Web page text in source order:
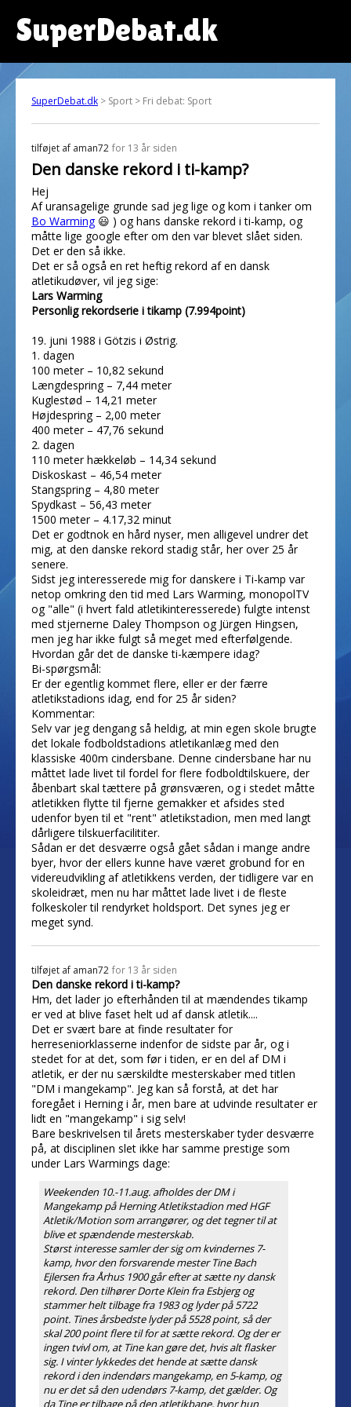
SuperDebat.dk
SuperDebat.dk > Sport > Fri debat: Sport
tilføjet af aman72 for 13 år siden
Den danske rekord i ti-kamp?
Hej
Af uransagelige grunde sad jeg lige og kom i tanker om
Bo Warming😃 ) og hans danske rekord i ti-kamp, og
måtte lige google efter om den var blevet slået siden.
Det er den så ikke.
Det er så også en ret heftig rekord af en dansk
atletikudøver, vil jeg sige:
Lars Warming
Personlig rekordserie i tikamp (7.994point)
19. juni 1988 i Götzis i Østrig.
1. dagen
100 meter – 10,82 sekund
Længdespring – 7,44 meter
Kuglestød – 14,21 meter
Højdespring – 2,00 meter
400 meter – 47,76 sekund
2. dagen
110 meter hækkeløb – 14,34 sekund
Diskoskast – 46,54 meter
Stangspring – 4,80 meter
Spydkast – 56,43 meter
1500 meter – 4.17,32 minut
Det er godtnok en hård nyser, men alligevel undrer det
mig, at den danske rekord stadig står, her over 25 år
senere.
Sidst jeg interesserede mig for danskere i Ti-kamp var
netop omkring den tid med Lars Warming, monopolTV
og "alle" (i hvert fald atletikinteresserede) fulgte intenst
med stjernerne Daley Thompson og Jürgen Hingsen,
men jeg har ikke fulgt så meget med efterfølgende.
Hvordan går det de danske ti-kæmpere idag?
Bi-spørgsmål:
Er der egentlig kommet flere, eller er der færre
atletikstadions idag, end for 25 år siden?
Kommentar:
Selv var jeg dengang så heldig, at min egen skole brugte
det lokale fodboldstadions atletikanlæg med den
klassiske 400m cindersbane. Denne cindersbane har nu
måttet lade livet til fordel for flere fodboldtilskuere, der
åbenbart skal tættere på grønsværen, og i stedet måtte
atletikken flytte til fjerne gemakker et afsides sted
udenfor byen til et "rent" atletikstadion, men med langt
dårligere tilskuerfacilititer.
Sådan er det desværre også gået sådan i mange andre
byer, hvor der ellers kunne have været grobund for en
videreudvikling af atletikkens verden, der tidligere var en
skoleidræt, men nu har måttet lade livet i de fleste
folkeskoler til rendyrket holdsport. Det synes jeg er
meget synd.
tilføjet af aman72 for 13 år siden
Den danske rekord i ti-kamp?
Hm, det lader jo efterhånden til at mændendes tikamp
er ved at blive faset helt ud af dansk atletik....
Det er svært bare at finde resultater for
herreseniorklasserne indenfor de sidste par år, og i
stedet for at det, som før i tiden, er en del af DM i
atletik, er der nu særskildte mesterskaber med titlen
"DM i mangekamp". Jeg kan så forstå, at det har
foregået i Herning i år, men bare at udvinde resultater er
lidt en "mangekamp" i sig selv!
Bare beskrivelsen til årets mesterskaber tyder desværre
på, at disciplinen slet ikke har samme prestige som
under Lars Warmings dage:
Weekenden 10.-11.aug. afholdes der DM i
Mangekamp på Herning Atletikstadion med HGF
Atletik/Motion som arrangører, og det tegner til at
blive et spændende mesterskab.
Størst interesse samler der sig om kvindernes 7-
kamp, hvor den forsvarende mester Tine Bach
Ejlersen fra Århus 1900 går efter at sætte ny dansk
rekord. Den tilhører Dorte Klein fra Esbjerg og
stammer helt tilbage fra 1983 og lyder på 5722
point. Tines årsbedste lyder på 5528 point, så der
skal 200 point flere til for at sætte rekord. Og der er
ingen tvivl om, at Tine kan gøre det, hvis alt flasker
sig. I vinter lykkedes det hende at sætte dansk
rekord i den indendørs mangekamp, en 5-kamp, og
nu er det så den udendørs 7-kamp, det gælder. Og
da Tine er tilbage på den atletikbane, hvor hun